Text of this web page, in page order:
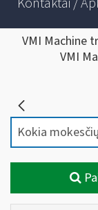
VMI Machine
VMI